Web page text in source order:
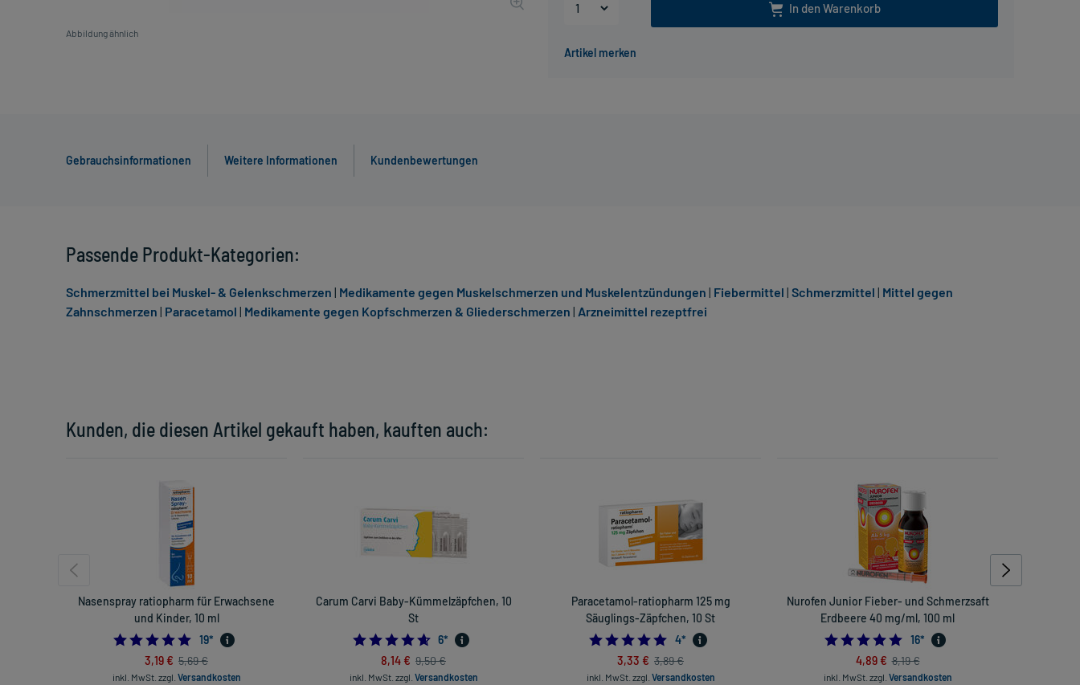
Abbildung ähnlich
In den Warenkorb
Gebrauchsinformationen Weitere Informationen Kundenbewertungen
Kunden, die diesen Artikel gekauft haben, kauften auch:
Nasenspray ratiopharm für Erwachsene
und Kinder, 10 ml
4.947368421052632
19*
3,19 € 5,69 €
inkl. MwSt. zzgl. Versandkosten
Carum Carvi Baby-Kümmelzäpfchen, 10
St
4.666666666666667
6*
8,14 € 9,50 €
inkl. MwSt. zzgl. Versandkosten
Paracetamol-ratiopharm 125 mg
Säuglings-Zäpfchen, 10 St
5.0
4*
3,33 € 3,89 €
inkl. MwSt. zzgl. Versandkosten
Nurofen Junior Fieber- und Schmerzsaft
Erdbeere 40 mg/ml, 100 ml
5.0
16*
4,89 € 8,19 €
inkl. MwSt. zzgl. Versandkosten
Passende Produkt-Kategorien:
Schmerzmittel bei Muskel- & Gelenkschmerzen | Medikamente gegen Muskelschmerzen und Muskelentzündungen | Fiebermittel | Schmerzmittel | Mittel gegen
Zahnschmerzen | Paracetamol | Medikamente gegen Kopfschmerzen & Gliederschmerzen | Arzneimittel rezeptfrei